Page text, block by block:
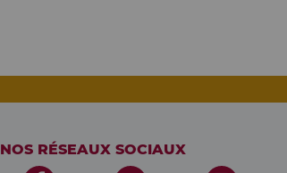
NOS RÉSEAUX SOCIAUX